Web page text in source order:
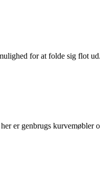
for at folde sig flot
er genbrugs